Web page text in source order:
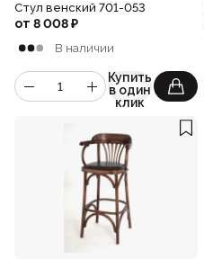
Стул венский 701-053
от 8 008₽
В наличии
Купить
в один
клик